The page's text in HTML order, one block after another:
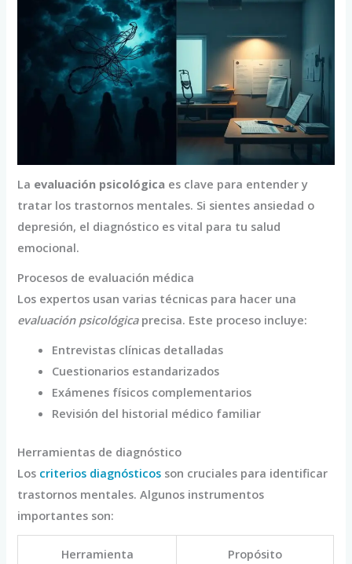
La evaluación psicológica es clave para entender y
tratar los trastornos mentales. Si sientes ansiedad o
depresión, el diagnóstico es vital para tu salud
emocional.
Procesos de evaluación médica
Los expertos usan varias técnicas para hacer una
evaluación psicológicaprecisa. Este proceso incluye:
Entrevistas clínicas detalladas
Cuestionarios estandarizados
Exámenes físicos complementarios
Revisión del historial médico familiar
Herramientas de diagnóstico
Los criterios diagnósticos son cruciales para identificar
trastornos mentales. Algunos instrumentos
importantes son:
Herramienta Propósito